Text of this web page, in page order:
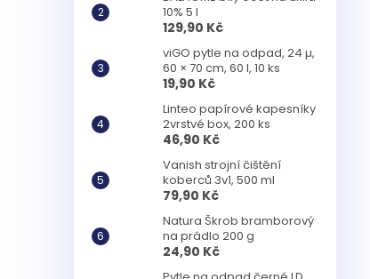
10% 5 l
129,90 Kč
viGO pytle na odpad, 24 µ,
60 × 70 cm, 60 l, 10 ks
19,90 Kč
Linteo papírové kapesníky
2vrstvé box, 200 ks
46,90 Kč
Vanish strojní čištění
koberců 3v1, 500 ml
79,90 Kč
Natura Škrob bramborový
na prádlo 200 g
24,90 Kč